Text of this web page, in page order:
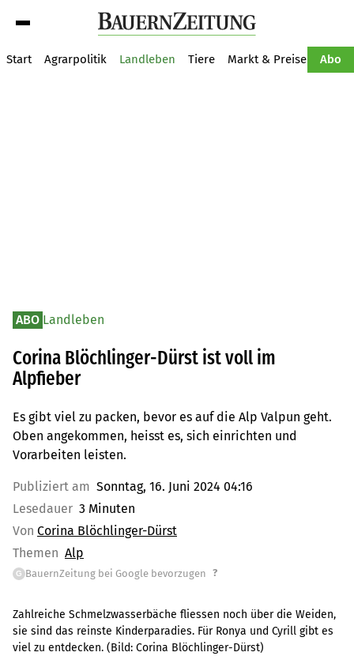
Start Agrarpolitik Landleben Tiere Markt & Preise Abo
ABO Landleben
Corina Blöchlinger-Dürst ist voll im
Alpfieber
Es gibt viel zu packen, bevor es auf die Alp Valpun geht.
Oben angekommen, heisst es, sich einrichten und
Vorarbeiten leisten.
Publiziert am Sonntag, 16. Juni 2024 04:16
Lesedauer 3 Minuten
Von Corina Blöchlinger-Dürst
Themen Alp
G BauernZeitung bei Google bevorzugen ?
Zahlreiche Schmelzwasserbäche fliessen noch über die Weiden,
sie sind das reinste Kinderparadies. Für Ronya und Cyrill gibt es
viel zu entdecken. (Bild: Corina Blöchlinger-Dürst)